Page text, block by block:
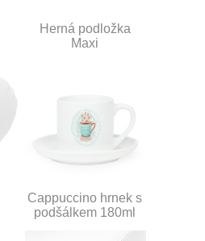
Herná podložka
Maxi
Cappuccino hrnek s
podšálkem 180ml